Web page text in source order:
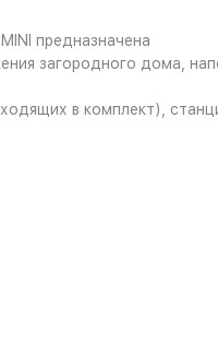
предназначена
загородного дома,
в комплект),